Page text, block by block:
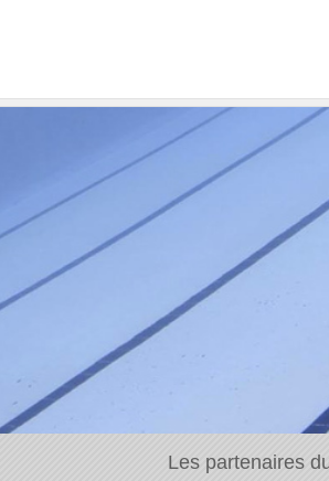
Les partenaires